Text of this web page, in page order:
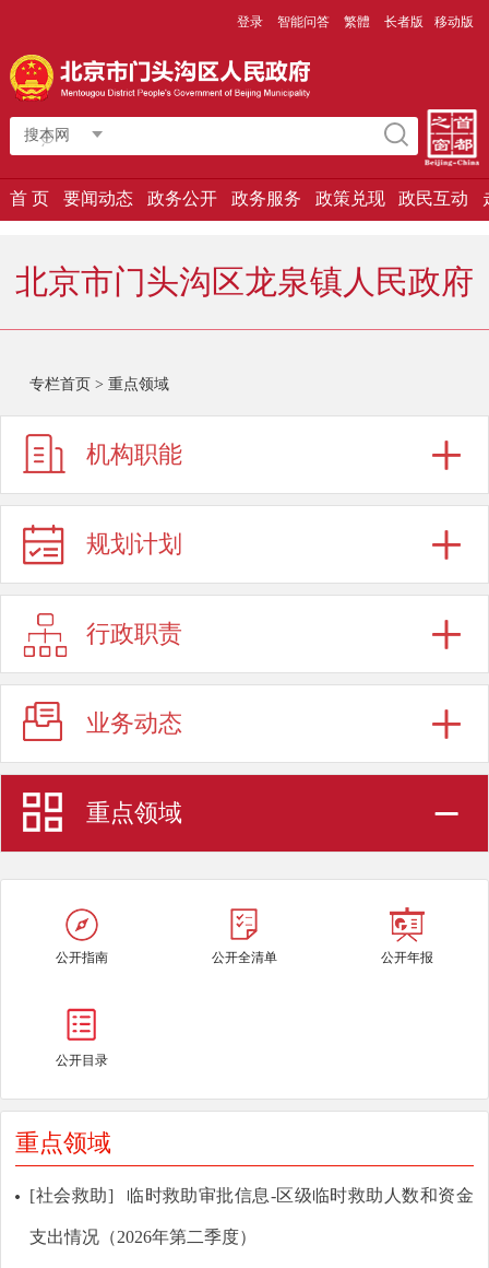
登录 智能问答 繁體 长者版 移动版
搜本网
首 页 要闻动态 政务公开 政务服务 政策兑现 政民互动
北京市门头沟区龙泉镇人民政府
专栏首页 > 重点领域
机构职能
规划计划
行政职责
业务动态
重点领域
公开指南 公开全清单 公开年报
公开目录
重点领域
[社会救助] 临时救助审批信息-区级临时救助人数和资金
支出情况（2026年第二季度）